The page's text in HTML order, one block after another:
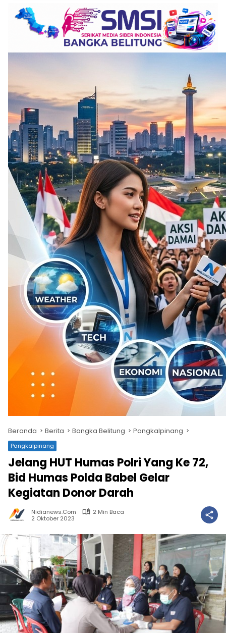
Beranda Berita Bangka Belitung Pangkalpinang
Pangkalpinang
Jelang HUT Humas Polri Yang Ke 72,
Bid Humas Polda Babel Gelar
Kegiatan Donor Darah
Nidianews.com
2 Min Baca
2 Oktober 2023